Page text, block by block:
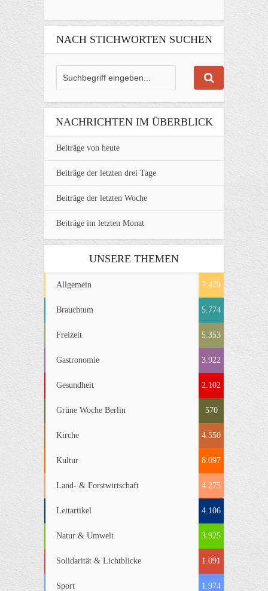
NACH STICHWORTEN SUCHEN
NACHRICHTEN IM ÜBERBLICK
Beiträge von heute
Beiträge der letzten drei Tage
Beiträge der letzten Woche
Beiträge im letzten Monat
UNSERE THEMEN
Allgemein 7.479
Brauchtum 5.774
Freizeit 5.353
Gastronomie 3.922
Gesundheit 2.102
Grüne Woche Berlin 570
Kirche 4.550
Kultur 8.097
Land- & Forstwirtschaft 4.275
Leitartikel 4.106
Natur & Umwelt 3.925
Solidarität & Lichtblicke 1.091
Sport 1.974